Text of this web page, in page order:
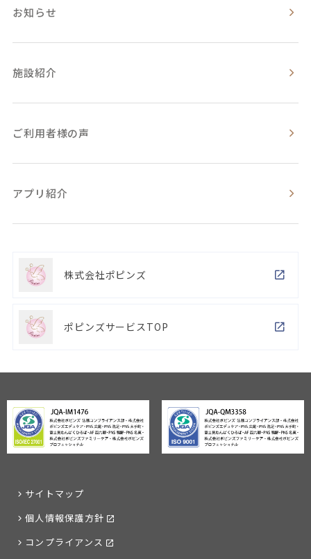
お知らせ
施設紹介
ご利用者様の声
アプリ紹介
株式会社ポピンズ
ポピンズサービスTOP
サイトマップ
個人情報保護方針
コンプライアンス